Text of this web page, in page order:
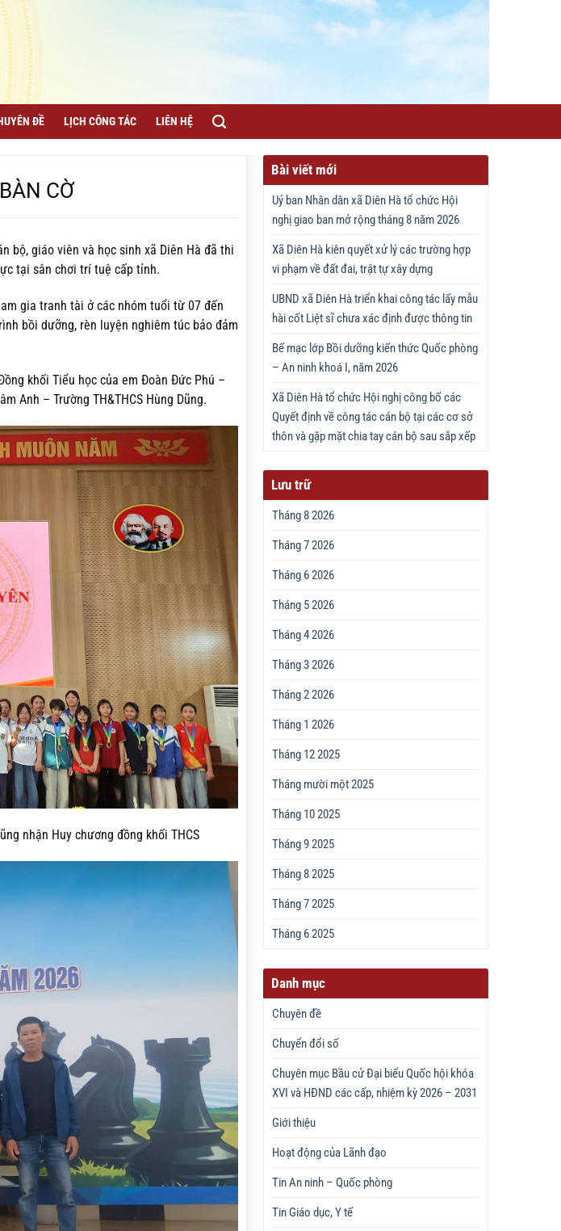
ĐỀ LỊCH CÔNG TÁC LIÊN HỆ
CỜ
bộ, giáo viên và học sinh xã Diên Hà đã thi
tại sân chơi trí tuệ cấp tỉnh.
gia tranh tài ở các nhóm tuổi từ 07 đến
bồi dưỡng, rèn luyện nghiêm túc bảo đảm
khối Tiểu học của em Đoàn Đức Phú –
Anh – Trường TH&THCS Hùng Dũng.
nhận Huy chương đồng khối THCS
Bài viết mới
Uỷ ban Nhân dân xã Diên Hà tổ chức Hội
nghị giao ban mở rộng tháng 8 năm 2026
Xã Diên Hà kiên quyết xử lý các trường hợp
vi phạm về đất đai, trật tự xây dựng
UBND xã Diên Hà triển khai công tác lấy mẫu
hài cốt Liệt sĩ chưa xác định được thông tin
Bế mạc lớp Bồi dưỡng kiến thức Quốc phòng
– An ninh khoá I, năm 2026
Xã Diên Hà tổ chức Hội nghị công bố các
Quyết định về công tác cán bộ tại các cơ sở
thôn và gặp mặt chia tay cán bộ sau sắp xếp
Lưu trữ
Tháng 8 2026
Tháng 7 2026
Tháng 6 2026
Tháng 5 2026
Tháng 4 2026
Tháng 3 2026
Tháng 2 2026
Tháng 1 2026
Tháng 12 2025
Tháng mười một 2025
Tháng 10 2025
Tháng 9 2025
Tháng 8 2025
Tháng 7 2025
Tháng 6 2025
Danh mục
Chuyên đề
Chuyển đổi số
Chuyên mục Bầu cử Đại biểu Quốc hội khóa
XVI và HĐND các cấp, nhiệm kỳ 2026 – 2031
Giới thiệu
Hoạt động của Lãnh đạo
Tin An ninh – Quốc phòng
Tin Giáo dục, Y tế